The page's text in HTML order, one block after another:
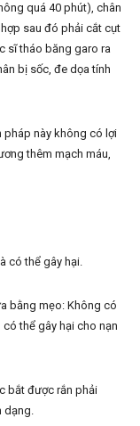
quá 40 phút), chân
sau đó phải cắt cụt
sĩ tháo băng garo ra
bị sốc, đe dọa tính
pháp này không có lợi
thêm mạch máu,
có thể gây hại.
bằng mẹo: Không có
thể gây hại cho nạn
bắt được rắn phải